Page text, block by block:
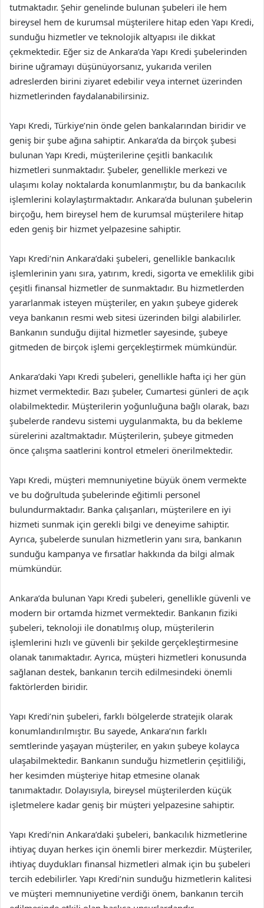
tutmaktadır. Şehir genelinde bulunan şubeleri ile hem
bireysel hem de kurumsal müşterilere hitap eden Yapı Kredi,
sunduğu hizmetler ve teknolojik altyapısı ile dikkat
çekmektedir. Eğer siz de Ankara’da Yapı Kredi şubelerinden
birine uğramayı düşünüyorsanız, yukarıda verilen
adreslerden birini ziyaret edebilir veya internet üzerinden
hizmetlerinden faydalanabilirsiniz.
Yapı Kredi, Türkiye’nin önde gelen bankalarından biridir ve
geniş bir şube ağına sahiptir. Ankara’da da birçok şubesi
bulunan Yapı Kredi, müşterilerine çeşitli bankacılık
hizmetleri sunmaktadır. Şubeler, genellikle merkezi ve
ulaşımı kolay noktalarda konumlanmıştır, bu da bankacılık
işlemlerini kolaylaştırmaktadır. Ankara’da bulunan şubelerin
birçoğu, hem bireysel hem de kurumsal müşterilere hitap
eden geniş bir hizmet yelpazesine sahiptir.
Yapı Kredi’nin Ankara’daki şubeleri, genellikle bankacılık
işlemlerinin yanı sıra, yatırım, kredi, sigorta ve emeklilik gibi
çeşitli finansal hizmetler de sunmaktadır. Bu hizmetlerden
yararlanmak isteyen müşteriler, en yakın şubeye giderek
veya bankanın resmi web sitesi üzerinden bilgi alabilirler.
Bankanın sunduğu dijital hizmetler sayesinde, şubeye
gitmeden de birçok işlemi gerçekleştirmek mümkündür.
Ankara’daki Yapı Kredi şubeleri, genellikle hafta içi her gün
hizmet vermektedir. Bazı şubeler, Cumartesi günleri de açık
olabilmektedir. Müşterilerin yoğunluğuna bağlı olarak, bazı
şubelerde randevu sistemi uygulanmakta, bu da bekleme
sürelerini azaltmaktadır. Müşterilerin, şubeye gitmeden
önce çalışma saatlerini kontrol etmeleri önerilmektedir.
Yapı Kredi, müşteri memnuniyetine büyük önem vermekte
ve bu doğrultuda şubelerinde eğitimli personel
bulundurmaktadır. Banka çalışanları, müşterilere en iyi
hizmeti sunmak için gerekli bilgi ve deneyime sahiptir.
Ayrıca, şubelerde sunulan hizmetlerin yanı sıra, bankanın
sunduğu kampanya ve fırsatlar hakkında da bilgi almak
mümkündür.
Ankara’da bulunan Yapı Kredi şubeleri, genellikle güvenli ve
modern bir ortamda hizmet vermektedir. Bankanın fiziki
şubeleri, teknoloji ile donatılmış olup, müşterilerin
işlemlerini hızlı ve güvenli bir şekilde gerçekleştirmesine
olanak tanımaktadır. Ayrıca, müşteri hizmetleri konusunda
sağlanan destek, bankanın tercih edilmesindeki önemli
faktörlerden biridir.
Yapı Kredi’nin şubeleri, farklı bölgelerde stratejik olarak
konumlandırılmıştır. Bu sayede, Ankara’nın farklı
semtlerinde yaşayan müşteriler, en yakın şubeye kolayca
ulaşabilmektedir. Bankanın sunduğu hizmetlerin çeşitliliği,
her kesimden müşteriye hitap etmesine olanak
tanımaktadır. Dolayısıyla, bireysel müşterilerden küçük
işletmelere kadar geniş bir müşteri yelpazesine sahiptir.
Yapı Kredi’nin Ankara’daki şubeleri, bankacılık hizmetlerine
ihtiyaç duyan herkes için önemli birer merkezdir. Müşteriler,
ihtiyaç duydukları finansal hizmetleri almak için bu şubeleri
tercih edebilirler. Yapı Kredi’nin sunduğu hizmetlerin kalitesi
ve müşteri memnuniyetine verdiği önem, bankanın tercih